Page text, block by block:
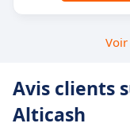
Avis clients
Alticash